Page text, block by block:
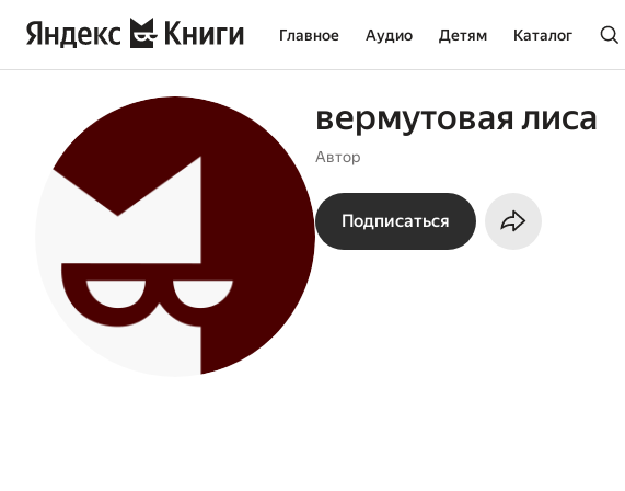
Главное Аудио Детям Каталог
вермутовая лиса
Автор
Подписаться